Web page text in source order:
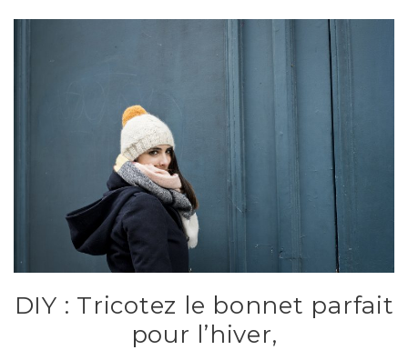
DIY : Tricotez le bonnet parfait
pour l’hiver,